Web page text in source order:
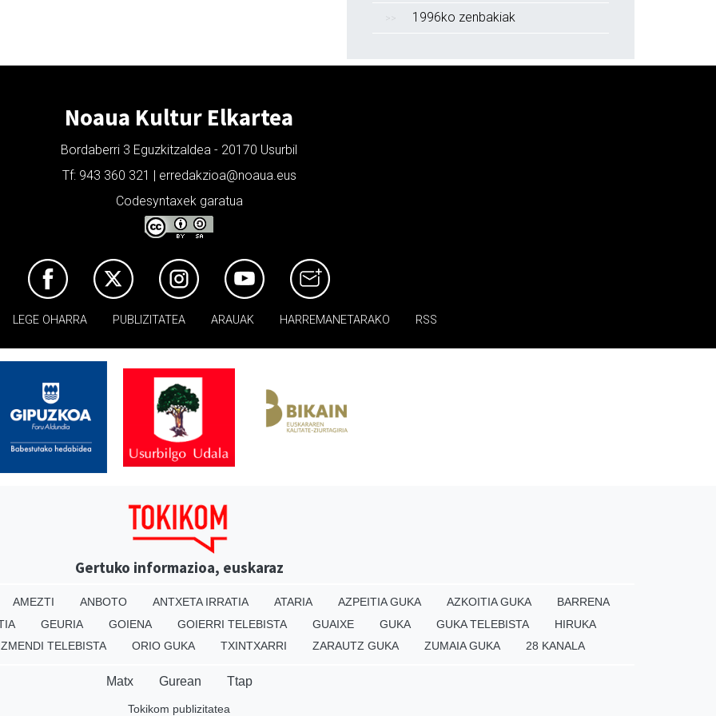
1996ko zenbakiak
Noaua Kultur Elkartea
Bordaberri 3 Eguzkitzaldea - 20170 Usurbil
Tf: 943 360 321 | erredakzioa@noaua.eus
Codesyntaxek garatua
LEGE OHARRA PUBLIZITATEA ARAUAK HARREMANETARAKO RSS
Gertuko informazioa, euskaraz
AMEZTI ANBOTO ANTXETA IRRATIA ATARIA AZPEITIA GUKA AZKOITIA GUKA
BARRENA
GEURIA GOIENA GOIERRI TELEBISTA GUAIXE GUKA GUKA TELEBISTA
HIRUKA
TELEBISTA ORIO GUKA TXINTXARRI ZARAUTZ GUKA ZUMAIA GUKA 28 KANALA
Matx Gurean Ttap
Tokikom publizitatea